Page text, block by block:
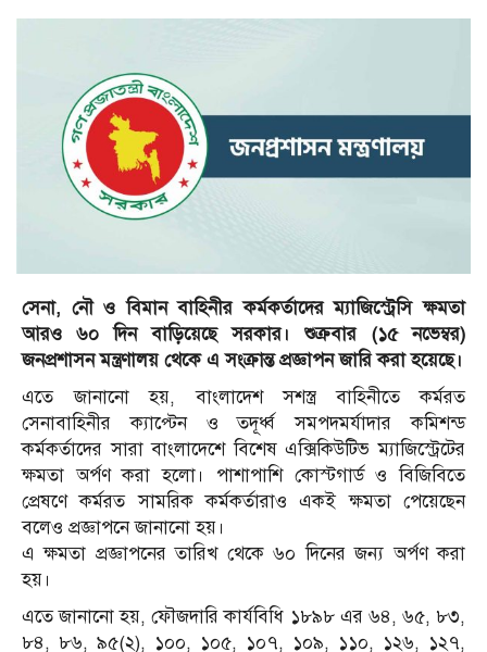
সেনা, নৌ ও বিমান বাহিনীর কর্মকর্তাদের ম্যাজিস্ট্রেসি ক্ষমতা
আরও ৬০ দিন বাড়িয়েছে সরকার। শুক্রবার (১৫ নভেম্বর)
জনপ্রশাসন মন্ত্রণালয় থেকে এ সংক্রান্ত প্রজ্ঞাপন জারি করা হয়েছে।
এতে জানানো হয়, বাংলাদেশ সশস্ত্র বাহিনীতে কর্মরত
সেনাবাহিনীর ক্যাপ্টেন ও তদূর্ধ্ব সমপদমর্যাদার কমিশন্ড
কর্মকর্তাদের সারা বাংলাদেশে বিশেষ এক্সিকিউটিভ ম্যাজিস্ট্রেটের
ক্ষমতা অর্পণ করা হলো। পাশাপাশি কোস্টগার্ড ও বিজিবিতে
প্রেষণে কর্মরত সামরিক কর্মকর্তারাও একই ক্ষমতা পেয়েছেন
বলেও প্রজ্ঞাপনে জানানো হয়।
এ ক্ষমতা প্রজ্ঞাপনের তারিখ থেকে ৬০ দিনের জন্য অর্পণ করা
হয়।
এতে জানানো হয়, ফৌজদারি কার্যবিধি ১৮৯৮ এর ৬৪, ৬৫, ৮৩,
৮৪, ৮৬, ৯৫(২), ১০০, ১০৫, ১০৭, ১০৯, ১১০, ১২৬, ১২৭,